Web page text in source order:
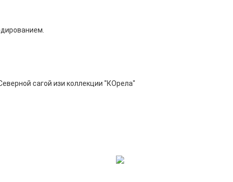
сагой изи коллекции "КОрела"